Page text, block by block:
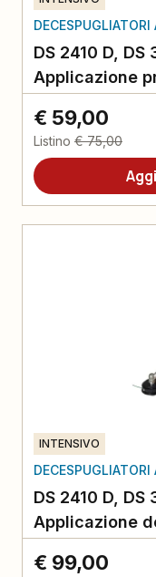
DECESPUGLIATORI
DS 2410 D,
Applicazione
€ 59,00
Listino € 75,00
INTENSIVO
DECESPUGLIATORI
DS 2410 D,
Applicazione
€ 99,00